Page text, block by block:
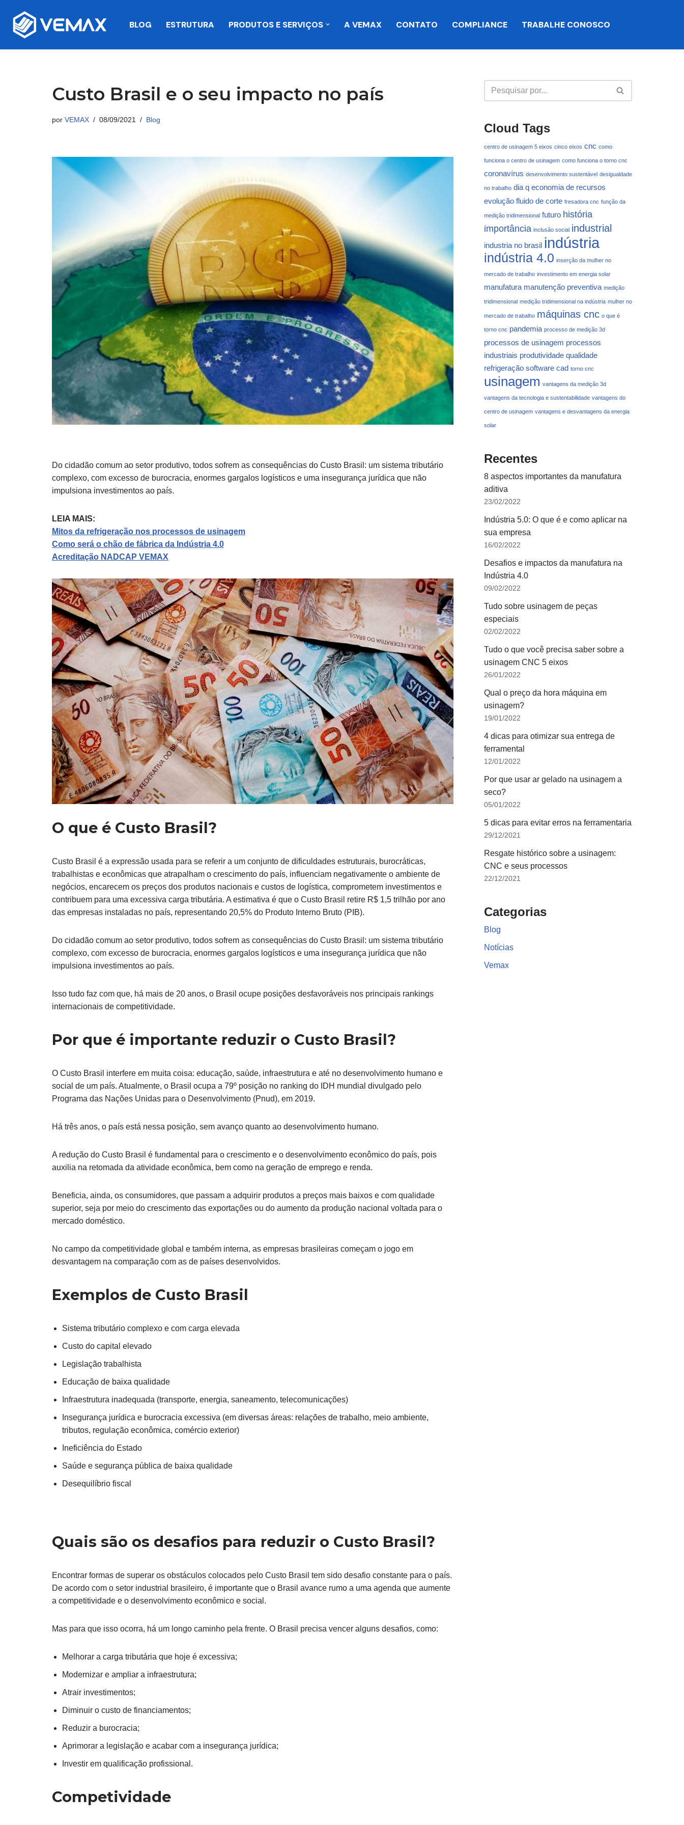
Pular
para
BLOG ESTRUTURA PRODUTOS E SERVIÇOS A VEMAX CONTATO COMPLIANCE TRABALHE CONOSCO
Custo Brasil e o seu impacto no país
por VEMAX 08/09/2021 Blog
Do cidadão comum ao setor produtivo, todos sofrem as consequências do Custo Brasil: um sistema tributário
complexo, com excesso de burocracia, enormes gargalos logísticos e uma insegurança jurídica que não
impulsiona investimentos ao país.
LEIA MAIS:
Mitos da refrigeração nos processos de usinagem
Como será o chão de fábrica da Indústria 4.0
Acreditação NADCAP VEMAX
O que é Custo Brasil?
Custo Brasil é a expressão usada para se referir a um conjunto de dificuldades estruturais, burocráticas,
trabalhistas e econômicas que atrapalham o crescimento do país, influenciam negativamente o ambiente de
negócios, encarecem os preços dos produtos nacionais e custos de logística, comprometem investimentos e
contribuem para uma excessiva carga tributária. A estimativa é que o Custo Brasil retire R$ 1,5 trilhão por ano
das empresas instaladas no país, representando 20,5% do Produto Interno Bruto (PIB).
Do cidadão comum ao setor produtivo, todos sofrem as consequências do Custo Brasil: um sistema tributário
complexo, com excesso de burocracia, enormes gargalos logísticos e uma insegurança jurídica que não
impulsiona investimentos ao país.
Isso tudo faz com que, há mais de 20 anos, o Brasil ocupe posições desfavoráveis nos principais rankings
internacionais de competitividade.
Por que é importante reduzir o Custo Brasil?
O Custo Brasil interfere em muita coisa: educação, saúde, infraestrutura e até no desenvolvimento humano e
social de um país. Atualmente, o Brasil ocupa a 79º posição no ranking do IDH mundial divulgado pelo
Programa das Nações Unidas para o Desenvolvimento (Pnud), em 2019.
Há três anos, o país está nessa posição, sem avanço quanto ao desenvolvimento humano.
A redução do Custo Brasil é fundamental para o crescimento e o desenvolvimento econômico do país, pois
auxilia na retomada da atividade econômica, bem como na geração de emprego e renda.
Beneficia, ainda, os consumidores, que passam a adquirir produtos a preços mais baixos e com qualidade
superior, seja por meio do crescimento das exportações ou do aumento da produção nacional voltada para o
mercado doméstico.
No campo da competitividade global e também interna, as empresas brasileiras começam o jogo em
desvantagem na comparação com as de países desenvolvidos.
Exemplos de Custo Brasil
Sistema tributário complexo e com carga elevada
Custo do capital elevado
Legislação trabalhista
Educação de baixa qualidade
Infraestrutura inadequada (transporte, energia, saneamento, telecomunicações)
Insegurança jurídica e burocracia excessiva (em diversas áreas: relações de trabalho, meio ambiente,
tributos, regulação econômica, comércio exterior)
Ineficiência do Estado
Saúde e segurança pública de baixa qualidade
Desequilíbrio fiscal
Quais são os desafios para reduzir o Custo Brasil?
Encontrar formas de superar os obstáculos colocados pelo Custo Brasil tem sido desafio constante para o país.
De acordo com o setor industrial brasileiro, é importante que o Brasil avance rumo a uma agenda que aumente
a competitividade e o desenvolvimento econômico e social.
Mas para que isso ocorra, há um longo caminho pela frente. O Brasil precisa vencer alguns desafios, como:
Melhorar a carga tributária que hoje é excessiva;
Modernizar e ampliar a infraestrutura;
Atrair investimentos;
Diminuir o custo de financiamentos;
Reduzir a burocracia;
Aprimorar a legislação e acabar com a insegurança jurídica;
Investir em qualificação profissional.
Competividade
Cloud Tags
centro de usinagem 5 eixos cinco eixos cnc como
funciona o centro de usinagem como funciona o torno cnc
coronavírus desenvolvimento sustentável desigualdade
no trabalho dia q economia de recursos
evolução fluido de corte fresadora cnc função da
medição tridimensional futuro história
importância inclusão social industrial
industria no brasil indústria
indústria 4.0 inserção da mulher no
mercado de trabalho investimento em energia solar
manufatura manutenção preventiva medição
tridimensional medição tridimensional na indústria mulher no
mercado de trabalho máquinas cnc o que é
torno cnc pandemia processo de medição 3d
processos de usinagem processos
industriais produtividade qualidade
refrigeração software cad torno cnc
usinagem vantagens da medição 3d
vantagens da tecnologia e sustentabilidade vantagens do
centro de usinagem vantagens e desvantagens da energia
solar
Recentes
8 aspectos importantes da manufatura
aditiva
23/02/2022
Indústria 5.0: O que é e como aplicar na
sua empresa
16/02/2022
Desafios e impactos da manufatura na
Indústria 4.0
09/02/2022
Tudo sobre usinagem de peças
especiais
02/02/2022
Tudo o que você precisa saber sobre a
usinagem CNC 5 eixos
26/01/2022
Qual o preço da hora máquina em
usinagem?
19/01/2022
4 dicas para otimizar sua entrega de
ferramental
12/01/2022
Por que usar ar gelado na usinagem a
seco?
05/01/2022
5 dicas para evitar erros na ferramentaria
29/12/2021
Resgate histórico sobre a usinagem:
CNC e seus processos
22/12/2021
Categorias
Blog
Notícias
Vemax